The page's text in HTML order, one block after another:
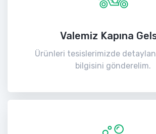
Valemiz Kapına
Ürünleri tesislerimizde
bilgisini gönderelim.